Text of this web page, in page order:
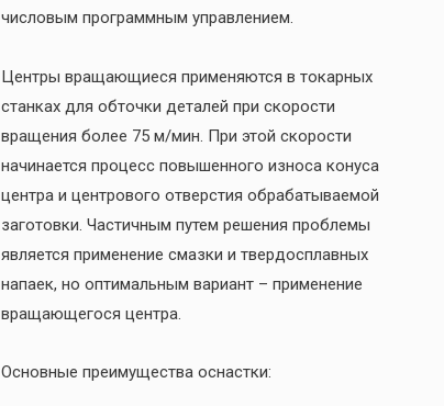
числовым программным управлением.
Центры вращающиеся применяются в токарных
станках для обточки деталей при скорости
вращения более 75 м/мин. При этой скорости
начинается процесс повышенного износа конуса
центра и центрового отверстия обрабатываемой
заготовки. Частичным путем решения проблемы
является применение смазки и твердосплавных
напаек, но оптимальным вариант – применение
вращающегося центра.
Основные преимущества оснастки: